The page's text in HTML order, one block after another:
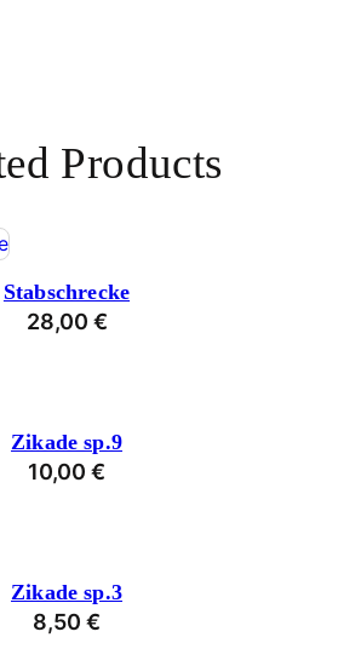
Products
Stabschrecke
28,00 €
Zikade sp.9
10,00 €
Zikade sp.3
8,50 €